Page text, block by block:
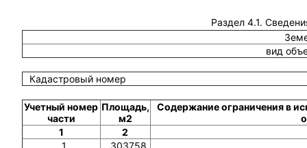
Раздел 4.1.
вид
Кадастровый номер
Учетный номер
части
Площадь,
м2
Содержание ограничения в
1
2
1
303758